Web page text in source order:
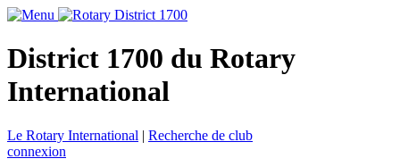
District 1700 du Rotary
International
Le Rotary International | Recherche de club
connexion